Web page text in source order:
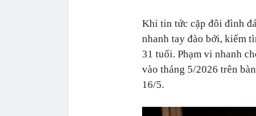
Khi tin tức cặp đôi đình
nhanh tay đào bới, kiếm
31 tuổi. Phạm vi nhanh
vào tháng 5/2026 trên
16/5.